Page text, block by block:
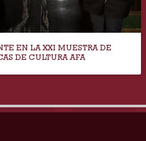
EN LA XXI MUESTRA DE
DE CULTURA AFA